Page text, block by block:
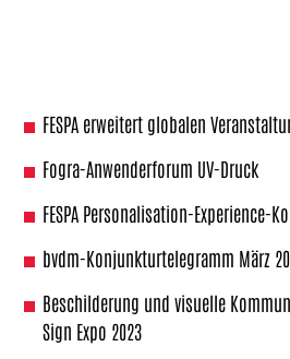
FESPA erweitert globalen
Fogra-Anwenderforum UV-Druck
FESPA Personalisation-Experience-
bvdm-Konjunkturtelegramm März
Beschilderung und visuelle
Sign Expo 2023